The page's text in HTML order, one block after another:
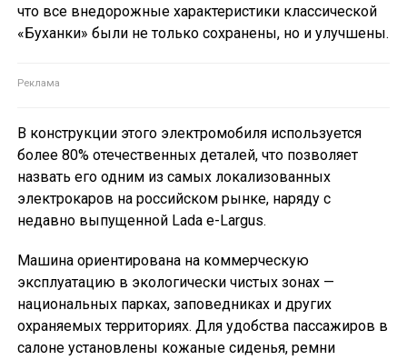
что все внедорожные характеристики классической
«Буханки» были не только сохранены, но и улучшены.
В конструкции этого электромобиля используется
более 80% отечественных деталей, что позволяет
назвать его одним из самых локализованных
электрокаров на российском рынке, наряду с
недавно выпущенной Lada e-Largus.
Машина ориентирована на коммерческую
эксплуатацию в экологически чистых зонах —
национальных парках, заповедниках и других
охраняемых территориях. Для удобства пассажиров в
салоне установлены кожаные сиденья, ремни